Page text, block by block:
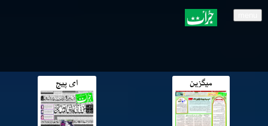
میگزین ای پیج